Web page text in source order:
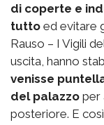
di coperte e
tutto ed evitare
Rauso – I Vigili
uscita, hanno
venisse
del palazzo per
posteriore. E